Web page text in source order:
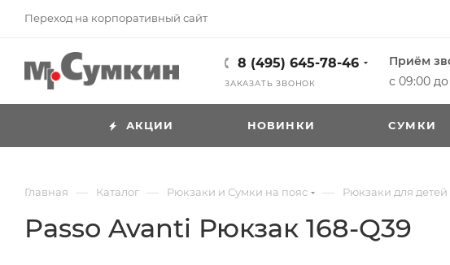
Переход на корпоративный сайт
8 (495) 645-78-46
ЗАКАЗАТЬ ЗВОНОК
Приём
с 09:00 до
АКЦИИ НОВИНКИ CУМКИ
Главная — Каталог — Рюкзаки и Сумки на пояс — Рюкзаки для детей
Passo Avanti Рюкзак 168-Q39